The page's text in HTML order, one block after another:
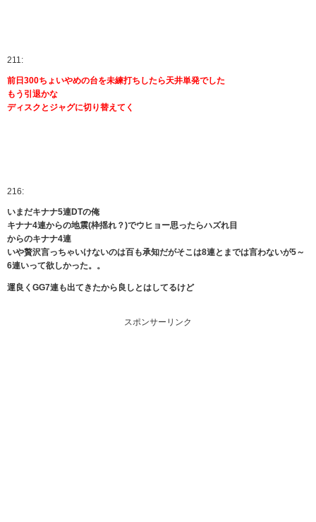
211:
前日300ちょいやめの台を未練打ちしたら天井単発でした
もう引退かな
ディスクとジャグに切り替えてく
216:
いまだキナナ5連DTの俺
キナナ4連からの地震(枠揺れ？)でウヒョー思ったらハズれ目
からのキナナ4連
いや贅沢言っちゃいけないのは百も承知だがそこは8連とまでは言わないが5～
6連いって欲しかった。。
運良くGG7連も出てきたから良しとはしてるけど
スポンサーリンク